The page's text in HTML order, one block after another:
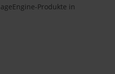
Produkte in